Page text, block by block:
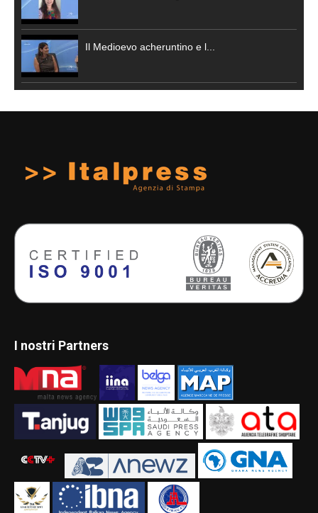
Il Medioevo acheruntino e l...
I nostri Partners